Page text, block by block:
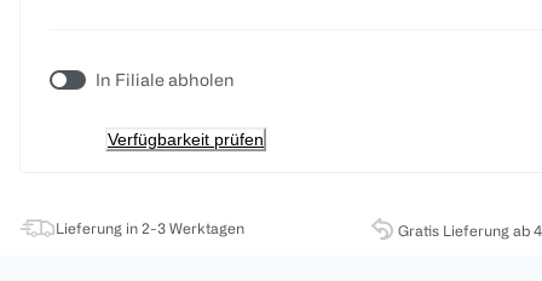
In Filiale abholen
Verfügbarkeit prüfen
Lieferung in 2-3 Werktagen Gratis Lieferung ab